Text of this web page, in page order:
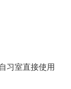
习室直接使用